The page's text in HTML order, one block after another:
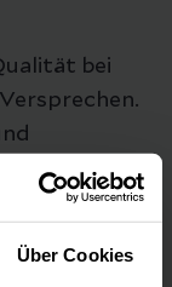
Über Cookies
bei
sie
werden.